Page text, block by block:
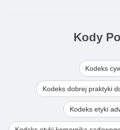
Kody
Kodeks
Kodeks dobrej praktyki
Kodeks etyki